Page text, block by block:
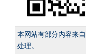
本网站有部分内容来
处理。